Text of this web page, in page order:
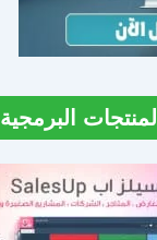
المنتجات البرمجية